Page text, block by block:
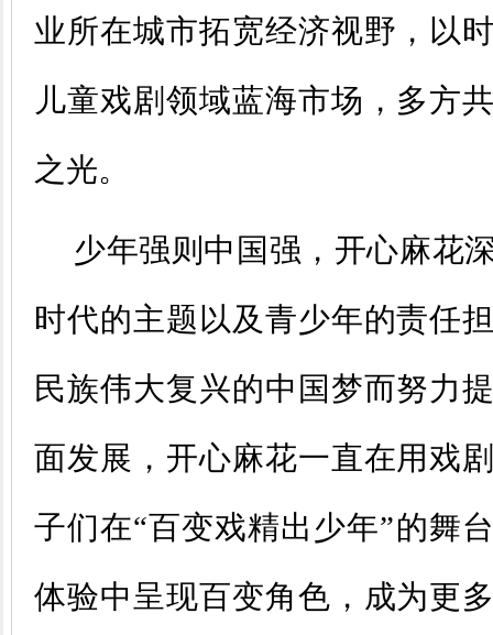
业所在城市拓宽经济视野，以
儿童戏剧领域蓝海市场，多方
之光。
少年强则中国强，开心麻花
时代的主题以及青少年的责任
民族伟大复兴的中国梦而努力
面发展，开心麻花一直在用戏
子们在“百变戏精出少年”的舞
体验中呈现百变角色，成为更